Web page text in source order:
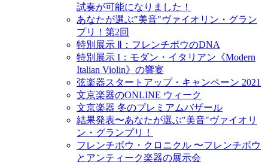
試奏が可能になりました！
あなたが選ぶ"美音"ヴァイオリン・グラン
プリ！第2回
特別展示 Ⅱ：フレンチボウのDNA
特別展示 I：モダン・イタリアン《Modern
Italian Violin》の響宴
弦楽器スタートアップ・キャンペーン 2021
文京楽器のONLINE ウィーク
文京楽器 冬のプレミアムバザール
結果発表〜あなたが選ぶ"美音"ヴァイオリ
ン・グランプリ！
フレンチボウ・クロニクル 〜フレンチボウ
とアンティーク楽器の展示会